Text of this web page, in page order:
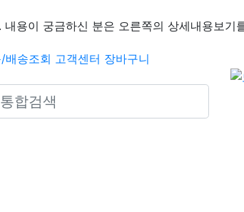
용이 궁금하신 분은 오른쪽의 상세내용보기
배송조회 고객센터 장바구니